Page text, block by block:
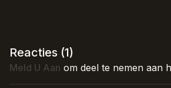
Reacties (1)
Meld U Aan om deel te nemen aan